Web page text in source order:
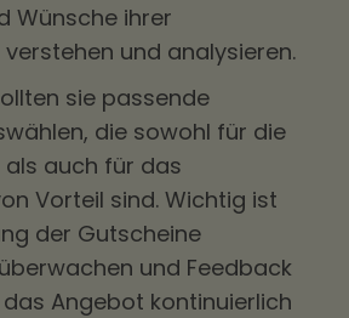
Wünsche ihrer
und analysieren.
sie passende
die sowohl für die
auch für das
Vorteil sind. Wichtig ist
der Gutscheine
und Feedback
Angebot kontinuierlich